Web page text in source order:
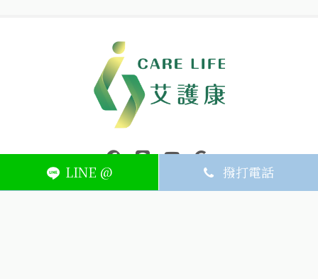
LINE @ 撥打電話
中壢醫療器材｜醫療器材補助｜出院醫療器材｜平鎮醫療器材｜艾
連結到facebook(另開視窗)
連結到Line(另開視窗)
連結到Youtube(另開視窗)
ABOUT